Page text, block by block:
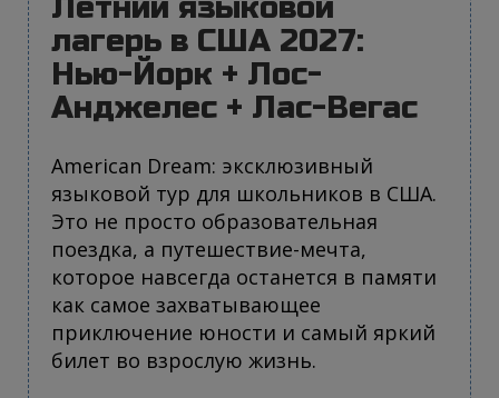
лагерь в США 2027:
Нью-Йорк + Лос-
Анджелес + Лас-Вегас
American Dream: эксклюзивный
языковой тур для школьников в США.
Это не просто образовательная
поездка, а путешествие-мечта,
которое навсегда останется в памяти
как самое захватывающее
приключение юности и самый яркий
билет во взрослую жизнь.